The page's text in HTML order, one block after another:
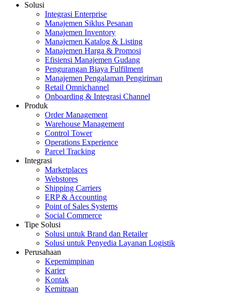
Solusi
Integrasi Enterprise
Manajemen Siklus Pesanan
Manajemen Inventory
Manajemen Katalog & Listing
Manajemen Harga & Promosi
Efisiensi Manajemen Gudang
Pengurangan Biaya Fulfilment
Manajemen Pengalaman Pengiriman
Retail Omnichannel
Onboarding & Integrasi Channel
Produk
Order Management
Warehouse Management
Control Tower
Operations Experience
Parcel Tracking
Integrasi
Marketplaces
Webstores
Shipping Carriers
ERP & Accounting
Point of Sales Systems
Social Commerce
Tipe Solusi
Solusi untuk Brand dan Retailer
Solusi untuk Penyedia Layanan Logistik
Perusahaan
Kepemimpinan
Karier
Kontak
Kemitraan